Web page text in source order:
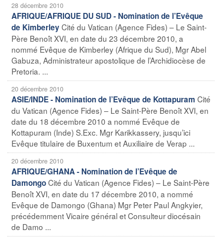
28 décembre 2010
AFRIQUE/AFRIQUE DU SUD - Nomination de l’Evêque
de KimberleyCité du Vatican (Agence Fides) – Le Saint-
Père Benoît XVI, en date du 23 décembre 2010, a
nommé Evêque de Kimberley (Afrique du Sud), Mgr Abel
Gabuza, Administrateur apostolique de l’Archidiocèse de
Pretoria. ...
20 décembre 2010
ASIE/INDE - Nomination de l’Evêque de Kottapuram Cité
du Vatican (Agence Fides) – Le Saint-Père Benoît XVI, en
date du 18 décembre 2010 a nommé Evêque de
Kottapuram (Inde) S.Exc. Mgr Karikkassery, jusqu’ici
Evêque titulaire de Buxentum et Auxiliaire de Verap ...
20 décembre 2010
AFRIQUE/GHANA - Nomination de l’Evêque de
DamongoCité du Vatican (Agence Fides) – Le Saint-Père
Benoît XVI, en date du 17 décembre 2010, a nommé
Evêque de Damongo (Ghana) Mgr Peter Paul Angkyier,
précédemment Vicaire général et Consulteur diocésain
de Damo ...